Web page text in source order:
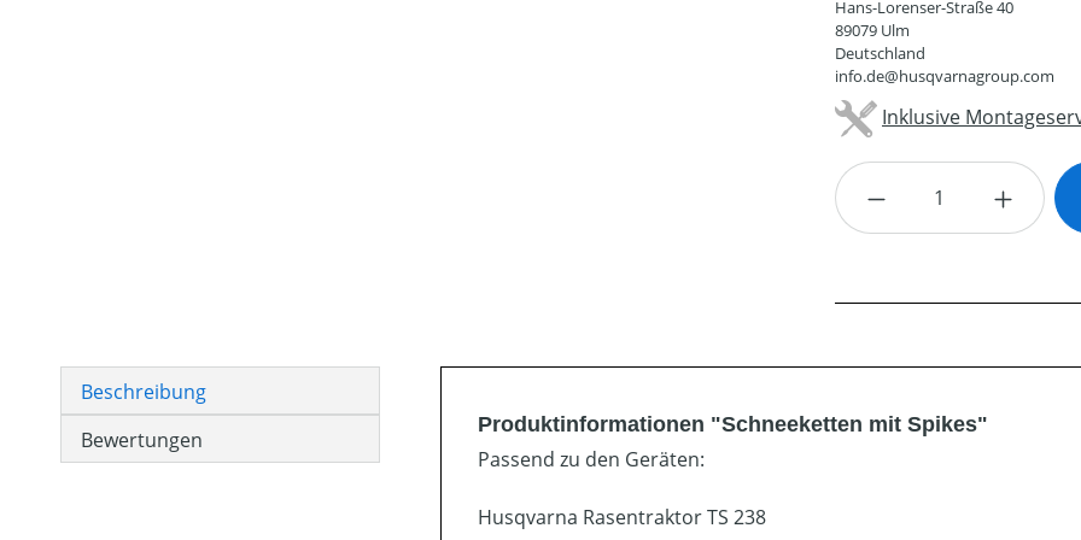
Hans-Lorenser-Straße 40
89079 Ulm
Deutschland
info.de@husqvarnagroup.com
Inklusive
Produkt Anzahl:
Beschreibung
Bewertungen
Produktinformationen "Schneeketten mit Spikes"
Passend zu den Geräten:
Husqvarna Rasentraktor TS 238